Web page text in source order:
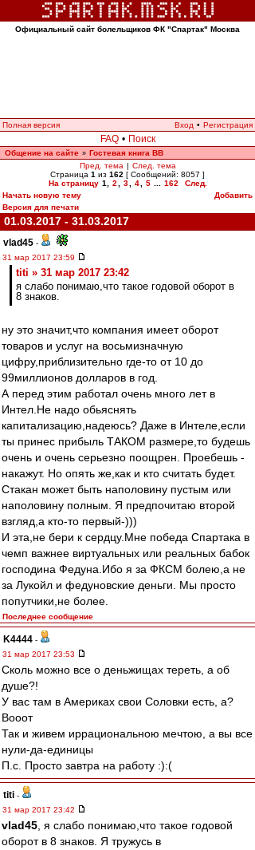
Официальный сайт болельщиков ФК "Спартак" Москва
Полная версия Вход • Регистрация
FAQ • Поиск
Общение на сайте » Гостевая книга ВВ
Пред. тема | След. тема
Страница 1 из 162 [ Сообщений: 8057 ]
На страницу 1 2 3 4 5 162
След.
Начать новую тему
Добавить
Версия для печати
01.03.2017 - 31.03.2017
vlad45 -
31 мар 2017 23:59
titi » 31 мар 2017 23:42
я слабо понимаю,что такое годовой оборот в
8 знаков.
ну это значит,что компания имеет оборот
товаров и услуг на восьмизначную
цифру,приблизительно где-то от 10 до
99миллионов долларов в год.
А перед этим работал очень много лет в
Интел.Не надо обьяснять
капитализацию,надеюсь? Даже в Интеле,если
ты принес прибыль ТАКОМ размере,то будешь
очень и очень серьезно поощрен. Проебешь -
накажут. Но опять же,как и кто считать будет.
Стакан может быть наполовину пустым или
наполовину полным. Я предпочитаю второй
взгляд,а кто-то первый-)))
И эта,не бери к сердцу.Мне победа Спартака в
чемп важнее виртуальных или реальных бабок
господина Федуна.Ибо я за ФКСМ болею,а не
за Лукойл и федуновские деньги. Мы просто
попутчики,не более.
Последнее сообщение
K4444 -
31 мар 2017 23:53
Сколь можно все о деньжищах тереть, а об
душе?!
У вас там в Америках свои Соловки есть, а?
Вооот
Так и живем иррациональною мечтою, а вы все
нули-да-единицы
П.с. Просто завтра на работу :):(
titi -
31 мар 2017 23:42
vlad45 , я слабо понимаю,что такое годовой
оборот в 8 знаков. Я тружусь в